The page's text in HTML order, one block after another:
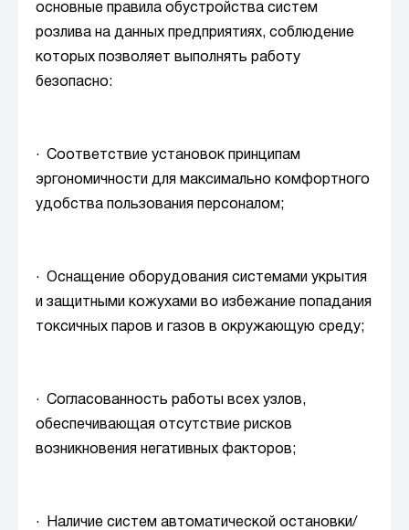
основные правила обустройства систем
розлива на данных предприятиях, соблюдение
которых позволяет выполнять работу
безопасно:
· Соответствие установок принципам
эргономичности для максимально комфортного
удобства пользования персоналом;
· Оснащение оборудования системами укрытия
и защитными кожухами во избежание попадания
токсичных паров и газов в окружающую среду;
· Согласованность работы всех узлов,
обеспечивающая отсутствие рисков
возникновения негативных факторов;
· Наличие систем автоматической остановки/